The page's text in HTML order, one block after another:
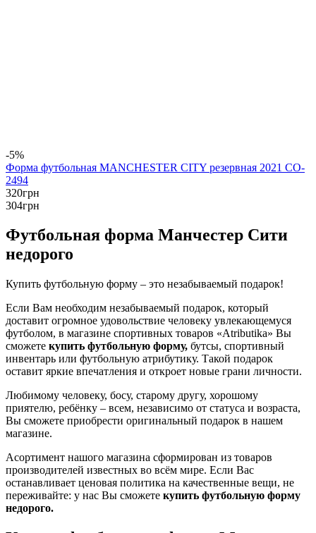
-5%
Форма футбольная MANCHESTER CITY резервная 2021 CO-
2494
320грн
304грн
Футбольная форма Манчестер Сити
недорого
Купить футбольную форму – это незабываемый подарок!
Если Вам необходим незабываемый подарок, который
доставит огромное удовольствие человеку увлекающемуся
футболом, в магазине спортивных товаров «Аtributika» Вы
сможете купить футбольную форму, бутсы, спортивный
инвентарь или футбольную атрибутику. Такой подарок
оставит яркие впечатления и откроет новые грани личности.
Любимому человеку, босу, старому другу, хорошому
приятелю, ребёнку – всем, независимо от статуса и возраста,
Вы сможете приобрести оригинальный подарок в нашем
магазине.
Асортимент нашого магазина сформирован из товаров
производителей известных во всём мире. Если Вас
останавливает ценовая политика на качественные вещи, не
переживайте: у нас Вы сможете купить футбольную форму
недорого.